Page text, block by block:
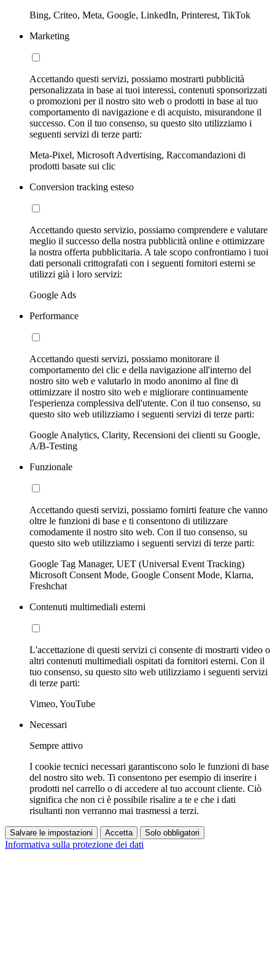
Bing, Criteo, Meta, Google, LinkedIn, Printerest, TikTok
Marketing
Accettando questi servizi, possiamo mostrarti pubblicità
personalizzata in base ai tuoi interessi, contenuti sponsorizzati
o promozioni per il nostro sito web o prodotti in base al tuo
comportamento di navigazione e di acquisto, misurandone il
successo. Con il tuo consenso, su questo sito utilizziamo i
seguenti servizi di terze parti:
Meta-Pixel, Microsoft Advertising, Raccomandazioni di
prodotti basate sui clic
Conversion tracking esteso
Accettando questo servizio, possiamo comprendere e valutare
meglio il successo della nostra pubblicità online e ottimizzare
la nostra offerta pubblicitaria. A tale scopo confrontiamo i tuoi
dati personali crittografati con i seguenti fornitori esterni se
utilizzi già i loro servizi:
Google Ads
Performance
Accettando questi servizi, possiamo monitorare il
comportamento dei clic e della navigazione all'interno del
nostro sito web e valutarlo in modo anonimo al fine di
ottimizzare il nostro sito web e migliorare continuamente
l'esperienza complessiva dell'utente. Con il tuo consenso, su
questo sito web utilizziamo i seguenti servizi di terze parti:
Google Analytics, Clarity, Recensioni dei clienti su Google,
A/B-Testing
Funzionale
Accettando questi servizi, possiamo fornirti feature che vanno
oltre le funzioni di base e ti consentono di utilizzare
comodamente il nostro sito web. Con il tuo consenso, su
questo sito web utilizziamo i seguenti servizi di terze parti:
Google Tag Manager, UET (Universal Event Tracking)
Microsoft Consent Mode, Google Consent Mode, Klarna,
Freshchat
Contenuti multimediali esterni
L'accettazione di questi servizi ci consente di mostrarti video o
altri contenuti multimediali ospitati da fornitori esterni. Con il
tuo consenso, su questo sito web utilizziamo i seguenti servizi
di terze parti:
Vimeo, YouTube
Necessari
Sempre attivo
I cookie tecnici necessari garantiscono solo le funzioni di base
del nostro sito web. Ti consentono per esempio di inserire i
prodotti nel carrello o di accedere al tuo account cliente. Ciò
significa che non ci è possibile risalire a te e che i dati
risultanti non verranno mai trasmessi a terzi.
Salvare le impostazioni Accetta Solo obbligatori
Informativa sulla protezione dei dati